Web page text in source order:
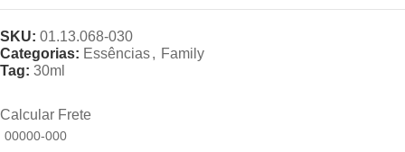
SKU: 01.13.068-030
Categorias: Essências, Family
Tag: 30ml
Calcular Frete